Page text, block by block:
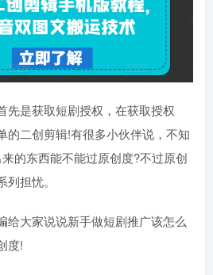
先是获取短剧授权，在获取授权
的二创剪辑!有很多小伙伴说，不知
的东西能不能过原创度?不过原创
担忧。
给大家说说新手做短剧推广该怎么
度!